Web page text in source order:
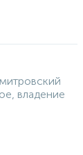
владение